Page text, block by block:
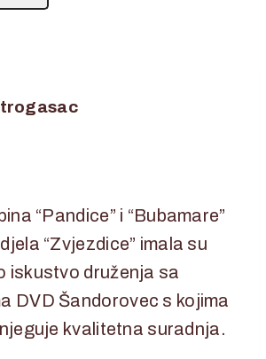
“Pandice” i “Bubamare”
“Zvjezdice” imala su
iskustvo druženja sa
DVD Šandorovec s kojima
kvalitetna suradnja.